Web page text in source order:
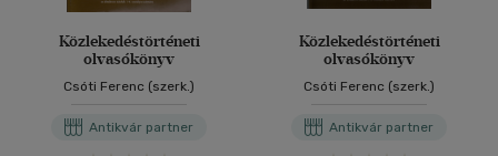
Közlekedéstörténeti
olvasókönyv
Csóti Ferenc (szerk.)
Antikvár partner
Közlekedéstörténeti
olvasókönyv
Csóti Ferenc (szerk.)
Antikvár partner